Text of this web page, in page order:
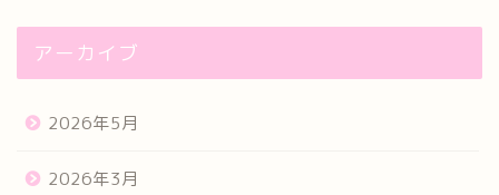
アーカイブ
2026年5月
2026年3月